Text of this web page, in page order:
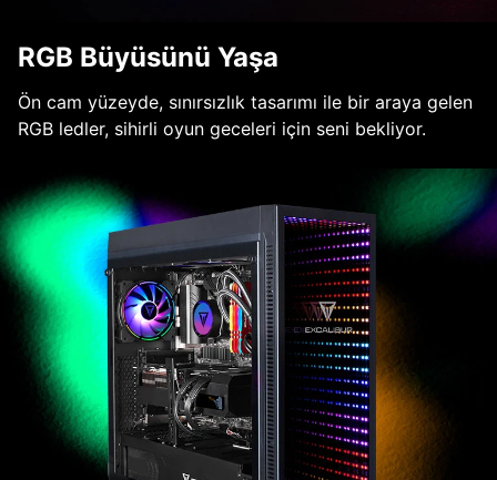
RGB Büyüsünü Yaşa
Ön cam yüzeyde, sınırsızlık tasarımı ile bir araya gelen
RGB ledler, sihirli oyun geceleri için seni bekliyor.